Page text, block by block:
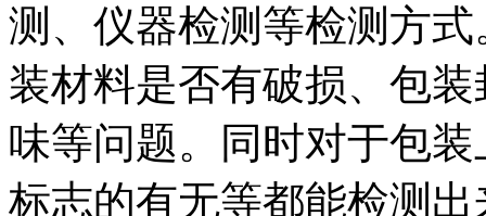
测、仪器检测等检测方
装材料是否有破损、包
味等问题。同时对于包
标志的有无等都能检测